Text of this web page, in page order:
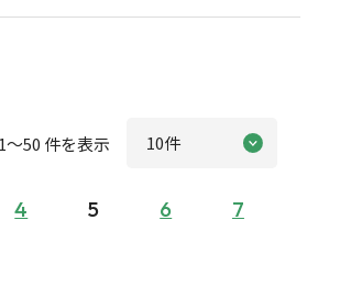
50 件を表示
4 5 6 7